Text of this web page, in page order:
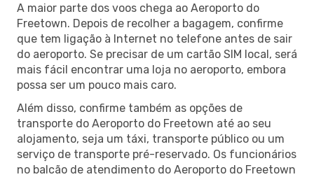
A maior parte dos voos chega ao Aeroporto do
Freetown. Depois de recolher a bagagem, confirme
que tem ligação à Internet no telefone antes de sair
do aeroporto. Se precisar de um cartão SIM local, será
mais fácil encontrar uma loja no aeroporto, embora
possa ser um pouco mais caro.
Além disso, confirme também as opções de
transporte do Aeroporto do Freetown até ao seu
alojamento, seja um táxi, transporte público ou um
serviço de transporte pré-reservado. Os funcionários
no balcão de atendimento do Aeroporto do Freetown